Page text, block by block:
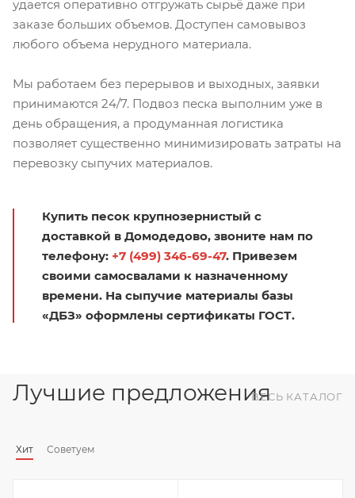
удается оперативно отгружать сырьё даже при
заказе больших объемов. Доступен самовывоз
любого объема нерудного материала.
Мы работаем без перерывов и выходных, заявки
принимаются 24/7. Подвоз песка выполним уже в
день обращения, а продуманная логистика
позволяет существенно минимизировать затраты на
перевозку сыпучих материалов.
Купить песок крупнозернистый с
доставкой в Домодедово, звоните нам по
телефону: +7 (499) 346-69-47. Привезем
своими самосвалами к назначенному
времени. На сыпучие материалы базы
«ДБЗ» оформлены сертификаты ГОСТ.
Лучшие предложения
Хит Советуем
ВЕСЬ КАТАЛОГ